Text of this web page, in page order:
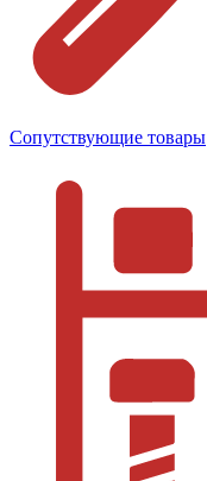
Сопутствующие товары